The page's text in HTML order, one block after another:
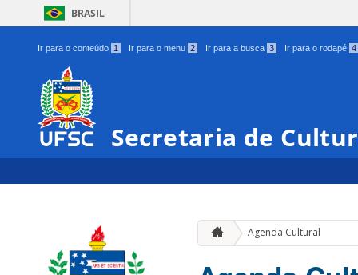
BRASIL
Ir para o conteúdo 1 Ir para o menu 2 Ir para a busca 3 Ir para o rodapé 4
Secretaria de
Agenda Cultural